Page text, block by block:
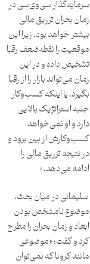
سرمایه‌گذار سی‌وی‌سی در
زمان بحران تزریق مالی
بیشتر خواهد بود. زیرا این
موقعیت را نقطه‌ضعف رقبا
تشخیص داده و در این
زمان می‌تواند بازار را از رقبا
بگیرد. یا اینکه کسب‌وکار
جنبه استراتژیک بالایی
دارد و او نمی‌خواهد
کسب‌وکارش از بین برود و
در نتیجه تزریق مالی را
ادامه می‌دهد.»
سلیمانی در میان بحث،
موضوع نامشخص بودن
ابعاد و زمان بحران را مطرح
کرد و گفت: «موضوعی
مانند کرونا که نمی‌توان